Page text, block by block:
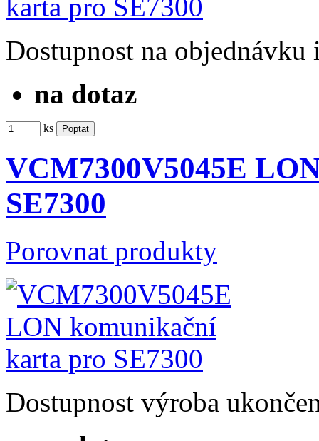
Dostupnost na objednávku
na dotaz
ks
VCM7300V5045E
SE7300
Porovnat produkty
Dostupnost výroba